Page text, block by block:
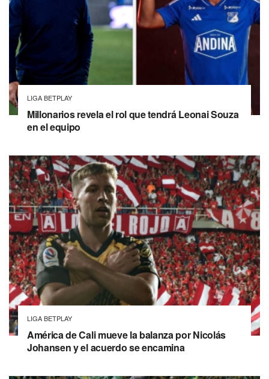
LIGA BETPLAY
Millonarios revela el rol que tendrá Leonai Souza
en el equipo
LIGA BETPLAY
América de Cali mueve la balanza por Nicolás
Johansen y el acuerdo se encamina